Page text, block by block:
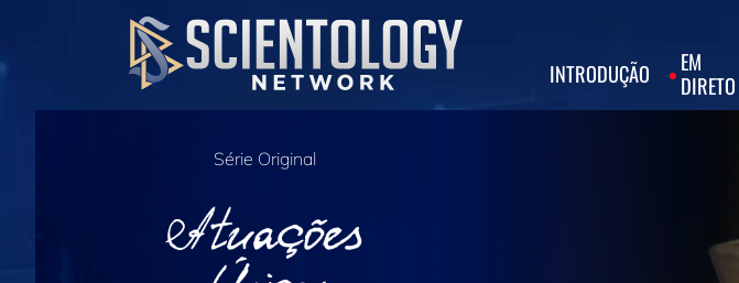
INTRODUÇÃO
EM
DIRETO
Série Original